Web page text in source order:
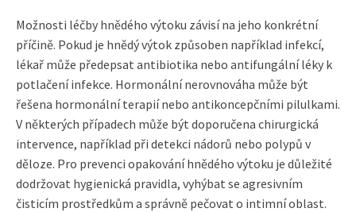
Možnosti léčby hnědého výtoku závisí na jeho konkrétní
příčině. Pokud je hnědý výtok způsoben například infekcí,
lékař může předepsat antibiotika nebo antifungální léky k
potlačení infekce. Hormonální nerovnováha může být
řešena hormonální terapií nebo antikoncepčními pilulkami.
V některých případech může být doporučena chirurgická
intervence, například při detekci nádorů nebo polypů v
děloze. Pro prevenci opakování hnědého výtoku je důležité
dodržovat hygienická pravidla, vyhýbat se agresivním
čisticím prostředkům a správně pečovat o intimní oblast.